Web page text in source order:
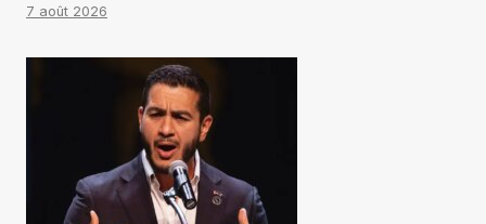
7 août 2026